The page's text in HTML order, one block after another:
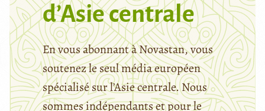
d’Asie centrale
En vous abonnant à Novastan, vous
soutenez le seul média européen
spécialisé sur l’Asie centrale. Nous
sommes indépendants et pour le